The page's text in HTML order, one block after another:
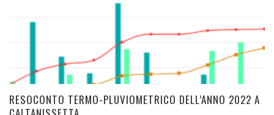
RESOCONTO TERMO-PLUVIOMETRICO DELL’ANNO 2022 A